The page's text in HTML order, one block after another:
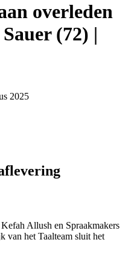
overleden
(72) |
2025
Allush en Spraakmakers
van het Taalteam sluit het